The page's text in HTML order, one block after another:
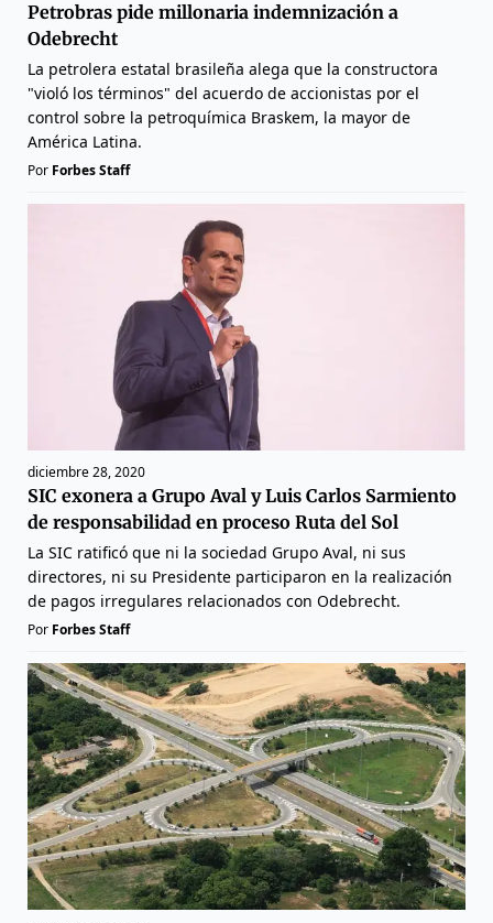
Petrobras pide millonaria indemnización a
Odebrecht
La petrolera estatal brasileña alega que la constructora
"violó los términos" del acuerdo de accionistas por el
control sobre la petroquímica Braskem, la mayor de
América Latina.
Por Forbes Staff
diciembre 28, 2020
SIC exonera a Grupo Aval y Luis Carlos Sarmiento
de responsabilidad en proceso Ruta del Sol
La SIC ratificó que ni la sociedad Grupo Aval, ni sus
directores, ni su Presidente participaron en la realización
de pagos irregulares relacionados con Odebrecht.
Por Forbes Staff